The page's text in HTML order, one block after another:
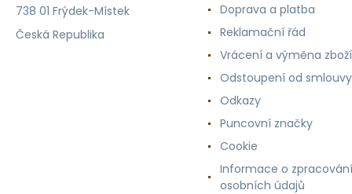
738 01 Frýdek-Místek
Česká Republika
Doprava a platba
Reklamační řád
Vrácení a výměna zboží
Odstoupení od smlouvy
Odkazy
Puncovní značky
Cookie
Informace o zpracování
osobních údajů